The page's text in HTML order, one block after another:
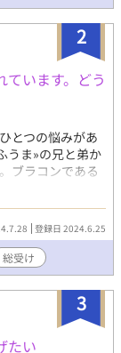
2
います。どう
とつの悩みがあ
うま»の兄と弟か
ブラコンである
ているのだ──
いく。 友達関係
は負けない！！
部に向けている
書けたら追加し
登録日 2024.6.25
総受け
3
たい